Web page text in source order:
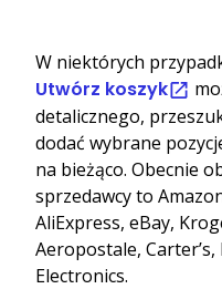
W niektórych
Utwórz koszyk
detalicznego,
dodać wybrane
na bieżąco. Obecnie
sprzedawcy to
AliExpress, eBay,
Aeropostale, Carter’s,
Electronics.